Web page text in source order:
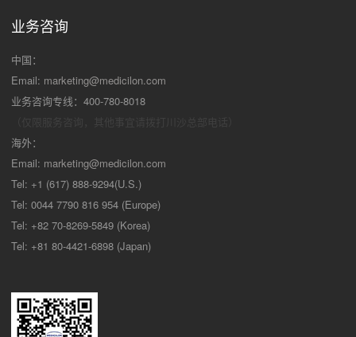
业务咨询
中国：
Email: marketing@medicilon.com
业务咨询专线：400-780-8018
海外：
Email: marketing@medicilon.com
Tel: +1 (617) 888-9294(U.S.)
Tel: 0044 7790 816 954 (Europe)
Tel: +82 70-8269-5849 (Korea)
Tel: +81 80-4421-6898 (Japan)